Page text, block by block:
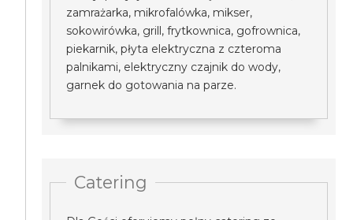
zamrażarka, mikrofalówka, mikser,
sokowirówka, grill, frytkownica, gofrownica,
piekarnik, płyta elektryczna z czteroma
palnikami, elektryczny czajnik do wody,
garnek do gotowania na parze.
Catering